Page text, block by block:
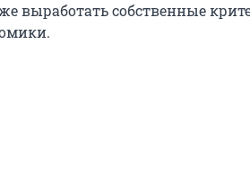
выработать собственные